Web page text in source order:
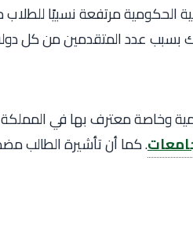
الحكومية مرتفعة نسبيًا للطلاب
بسبب عدد المتقدمين من كل
حكومية وخاصة معترف بها في
. كما أن تأشيرة الطالب